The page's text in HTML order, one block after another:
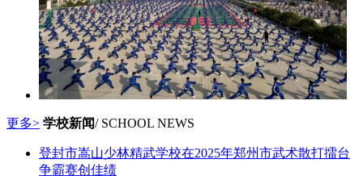
更多> 学校新闻/ SCHOOL NEWS
登封市嵩山少林精武学校在2025年郑州市武术散打擂台
争霸赛创佳绩